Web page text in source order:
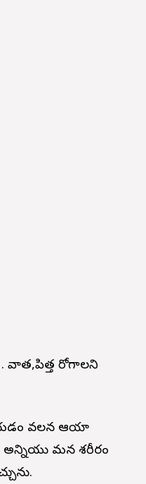
. వాత,పిత్త రోగాలని
వలన ఆయా
అన్నియు మన శరీరం